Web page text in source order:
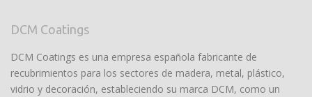
DCM Coatings
DCM Coatings es una empresa española fabricante de
recubrimientos para los sectores de madera, metal, plástico,
vidrio y decoración, estableciendo su marca DCM, como un